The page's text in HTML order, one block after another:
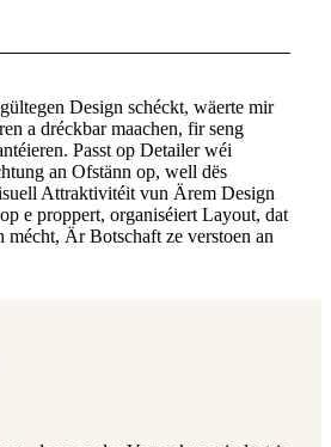
Design schéckt, wäerte mir
a dréckbar maachen, fir seng
Passt op Detailer wéi
an Ofstänn op, well dës
Attraktivitéit vun Ärem Design
e proppert, organiséiert Layout, dat
mécht, Är Botschaft ze verstoen an